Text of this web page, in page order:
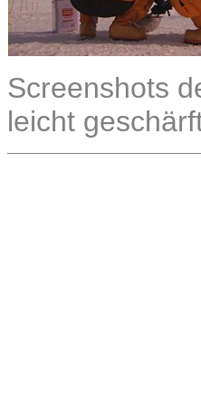
Screenshots
leicht